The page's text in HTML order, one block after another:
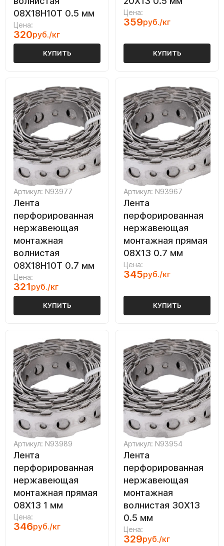
08Х18Н10Т 0.5 мм
Цена:
320руб./кг
КУПИТЬ
Цена:
359руб./кг
КУПИТЬ
Артикул: N93977
Лента
перфорированная
нержавеющая
монтажная
волнистая
08Х18Н10Т 0.7 мм
Цена:
321руб./кг
КУПИТЬ
Артикул: N93967
Лента
перфорированная
нержавеющая
монтажная прямая
08Х13 0.7 мм
Цена:
345руб./кг
КУПИТЬ
Артикул: N93989
Лента
перфорированная
нержавеющая
монтажная прямая
08Х13 1 мм
Цена:
346руб./кг
Артикул: N93954
Лента
перфорированная
нержавеющая
монтажная
волнистая 30Х13
0.5 мм
Цена:
329руб./кг